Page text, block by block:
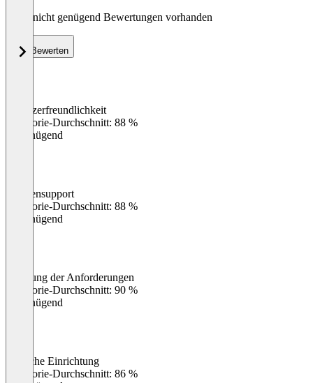
Noch nicht genügend Bewertungen vorhanden
Bewerten
Benutzerfreundlichkeit
Kategorie-Durchschnitt: 88 %
Ungenügend
Kundensupport
Kategorie-Durchschnitt: 88 %
Ungenügend
Erfüllung der Anforderungen
Kategorie-Durchschnitt: 90 %
Ungenügend
Einfache Einrichtung
Kategorie-Durchschnitt: 86 %